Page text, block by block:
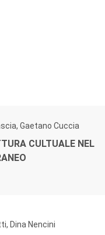
Gaetano Cuccia
CULTUALE NEL
Dina Nencini